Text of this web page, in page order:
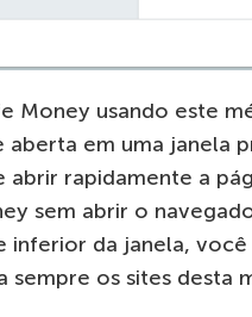
Money usando este
em uma janela
rapidamente a
sem abrir o
inferior da janela,
os sites desta